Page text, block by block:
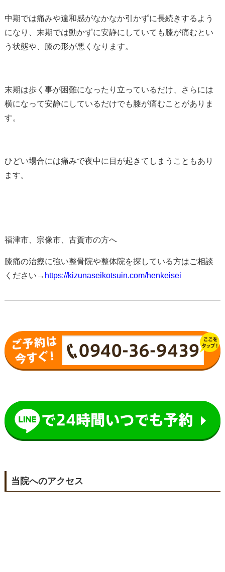
中期では痛みや違和感がなかなか引かずに長続きするよう
になり、末期では動かずに安静にしていても膝が痛むとい
う状態や、膝の形が悪くなります。
末期は歩く事が困難になったり立っているだけ、さらには
横になって安静にしているだけでも膝が痛むことがありま
す。
ひどい場合には痛みで夜中に目が起きてしまうこともあり
ます。
福津市、宗像市、古賀市の方へ
膝痛の治療に強い整骨院や整体院を探している方はご相談
ください→ https://kizunaseikotsuin.com/henkeisei
当院へのアクセス